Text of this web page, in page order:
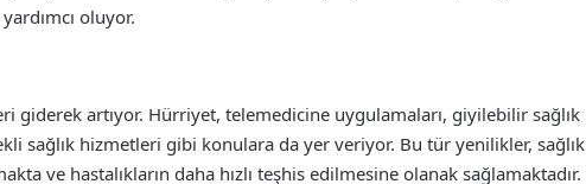
oluyor.
giderek artıyor. Hürriyet, telemedicine uygulamaları, giyilebilir sağlık
sağlık hizmetleri gibi konulara da yer veriyor. Bu tür yenilikler, sağlık
ve hastalıkların daha hızlı teşhis edilmesine olanak sağlamaktadır.